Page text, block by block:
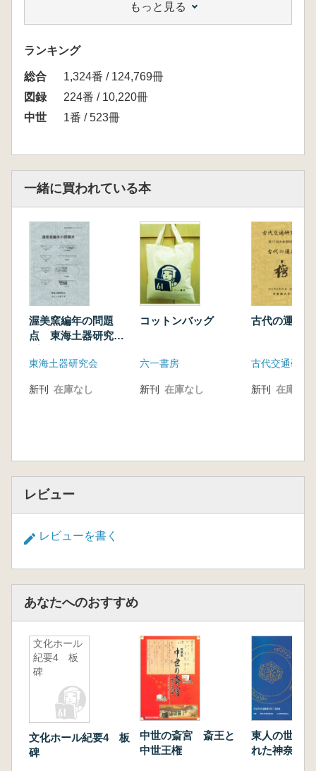
【3 生産技術と場】
1 寺社と職人―鎌倉―
2 中世のコンビナート
【4 最先端の技術】
1 権力と技術
2 工芸技術の粋
【コラム】
花形をした化粧道具
漆器の製作工程と漆塗膜分析
木材の商品流通がもたらす生産技術の複合
戦国期の施釉陶器―瀬戸焼―
石材の供給源を地球化学的に推定する
中世の溜池と用水路
職人さんは気楽な稼業ときたもんだ!?
職人の生活を復元する
博多の職人
四天王寺の職人
技術の伝播と融合における職人の移動
もっと見る
ランキング
総合
1,324番 / 124,769冊
図録
224番 / 10,220冊
中世
1番 / 523冊
一緒に買われている本
渥美窯編年の問題
点 東海土器研究会
東海土器研究会
新刊 在庫なし
コットンバッグ
六一書房
新刊 在庫なし
古代の運河
古代交通研究
新刊 在庫なし
レビュー
レビューを書く
あなたへのおすすめ
文化ホール
紀要4 板
碑
文化ホール紀要4 板
碑
中世の斎宮 斎王と
中世王権
東人の世界
れた神奈川